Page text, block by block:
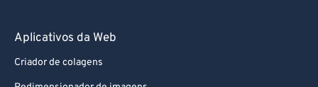
Aplicativos da Web
Criador de colagens